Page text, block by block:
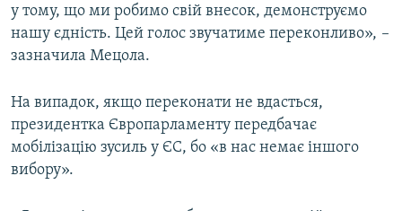
у тому, що ми робимо свій внесок, демонструємо
нашу єдність. Цей голос звучатиме переконливо», –
зазначила Мецола.
На випадок, якщо переконати не вдасться,
президентка Європарламенту передбачає
мобілізацію зусиль у ЄС, бо «в нас немає іншого
вибору».